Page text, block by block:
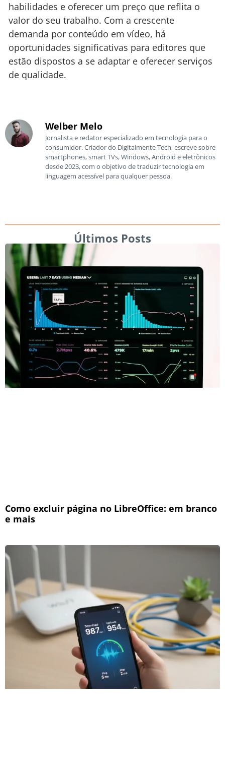
habilidades e oferecer um preço que reflita o
valor do seu trabalho. Com a crescente
demanda por conteúdo em vídeo, há
oportunidades significativas para editores que
estão dispostos a se adaptar e oferecer serviços
de qualidade.
Welber Melo
Jornalista e redator especializado em tecnologia para o
consumidor. Criador do Digitalmente Tech, escreve sobre
smartphones, smart TVs, Windows, Android e eletrônicos
desde 2023, com o objetivo de traduzir tecnologia em
linguagem acessível para qualquer pessoa.
Últimos Posts
Como excluir página no LibreOffice: em branco
e mais